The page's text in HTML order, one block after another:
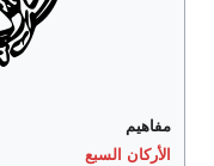
مفاهيم
الأركان السبع